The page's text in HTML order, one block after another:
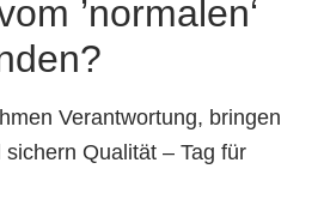
’normalen‘
Verantwortung, bringen
Qualität – Tag für